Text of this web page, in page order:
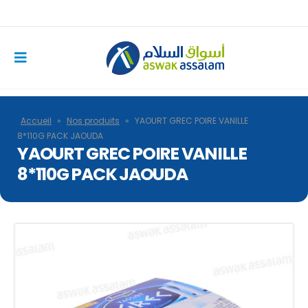
Accueil » Nos produits » YAOURT GREC POIRE VANILLE
8*110G PACK JAOUDA
YAOURT GREC POIRE VANILLE
8*110G PACK JAOUDA